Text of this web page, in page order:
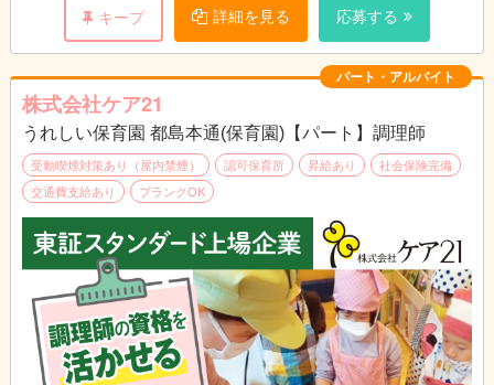
遊びの指導、食事・お昼寝の補助、保護者対応など。
持ち帰り残業や負担を減らす取り組みを行っており、
未経験やブランクがある方も
丁寧な研修とフォロー体制で安心してスタートできます。
キープ 詳細を見る 応募する
パート・アルバイト
株式会社ケア21
うれしい保育園 都島本通(保育園)【パート】調理師
受動喫煙対策あり（屋内禁煙） 認可保育所 昇給あり
社会保険完備
交通費支給あり
ブランクOK